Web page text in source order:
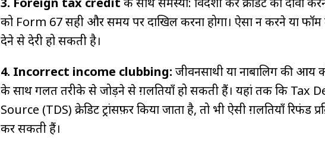
को Form 67 सही और समय पर दाखिल करना होगा। ऐसा न करने या
देने से देरी हो सकती है।
4. Incorrect income clubbing: जीवनसाथी या नाबालिग की आय
के साथ गलत तरीके से जोड़ने से ग़लतियाँ हो सकती हैं। यहां तक ​​कि Tax
Source (TDS) क्रेडिट ट्रांसफ़र किया जाता है, तो भी ऐसी ग़लतियाँ रिफंड
कर सकती हैं।